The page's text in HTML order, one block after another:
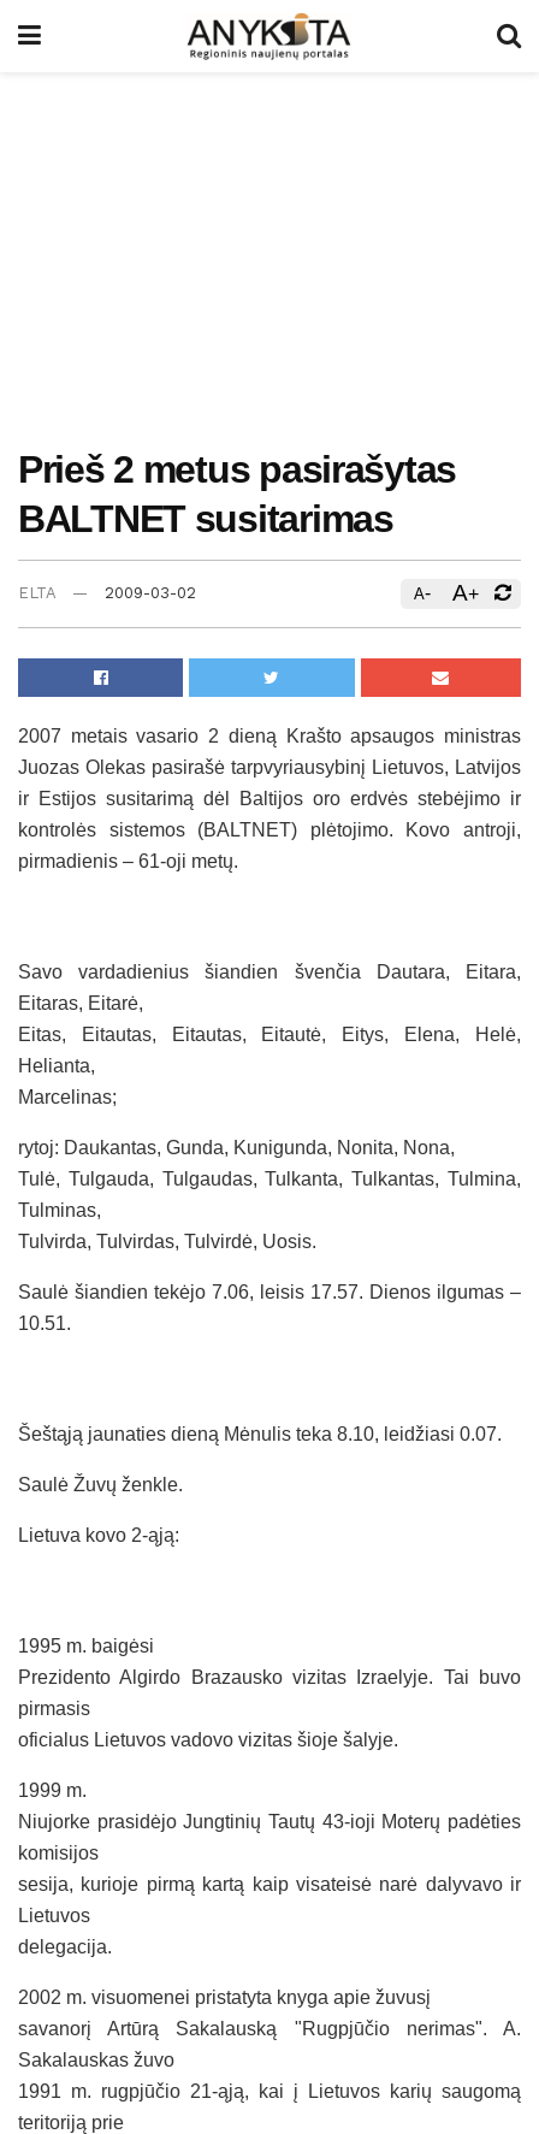
Prieš 2 metus pasirašytas
BALTNET susitarimas
ELTA 2009-03-02 A- A+
2007 metais vasario 2 dieną Krašto apsaugos ministras
Juozas Olekas pasirašė tarpvyriausybinį Lietuvos, Latvijos
ir Estijos susitarimą dėl Baltijos oro erdvės stebėjimo ir
kontrolės sistemos (BALTNET) plėtojimo. Kovo antroji,
pirmadienis – 61-oji metų.
Savo vardadienius šiandien švenčia Dautara, Eitara,
Eitaras, Eitarė,
Eitas, Eitautas, Eitautas, Eitautė, Eitys, Elena, Helė,
Helianta,
Marcelinas;
rytoj: Daukantas, Gunda, Kunigunda, Nonita, Nona,
Tulė, Tulgauda, Tulgaudas, Tulkanta, Tulkantas, Tulmina,
Tulminas,
Tulvirda, Tulvirdas, Tulvirdė, Uosis.
Saulė šiandien tekėjo 7.06, leisis 17.57. Dienos ilgumas –
10.51.
Šeštąją jaunaties dieną Mėnulis teka 8.10, leidžiasi 0.07.
Saulė Žuvų ženkle.
Lietuva kovo 2-ąją:
1995 m. baigėsi
Prezidento Algirdo Brazausko vizitas Izraelyje. Tai buvo
pirmasis
oficialus Lietuvos vadovo vizitas šioje šalyje.
1999 m.
Niujorke prasidėjo Jungtinių Tautų 43-ioji Moterų padėties
komisijos
sesija, kurioje pirmą kartą kaip visateisė narė dalyvavo ir
Lietuvos
delegacija.
2002 m. visuomenei pristatyta knyga apie žuvusį
savanorį Artūrą Sakalauską "Rugpjūčio nerimas". A.
Sakalauskas žuvo
1991 m. rugpjūčio 21-ąją, kai į Lietuvos karių saugomą
teritoriją prie